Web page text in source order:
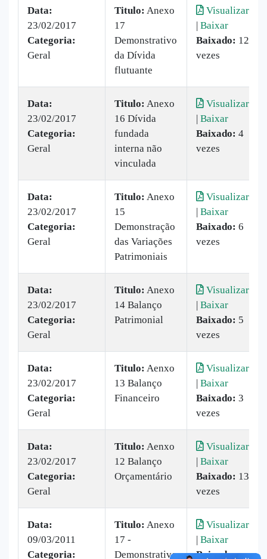
Data:
23/02/2017
Categoria:
Geral
Titulo: Anexo
17
Demonstrativo
da Dívida
flutuante
Visualizar
| Baixar
Baixado: 12
vezes
Data:
23/02/2017
Categoria:
Geral
Titulo: Anexo
16 Dívida
fundada
interna não
vinculada
Visualizar
| Baixar
Baixado: 4
vezes
Data:
23/02/2017
Categoria:
Geral
Titulo: Anexo
15
Demonstração
das Variações
Patrimoniais
Visualizar
| Baixar
Baixado: 6
vezes
Data:
23/02/2017
Categoria:
Geral
Titulo: Anexo
14 Balanço
Patrimonial
Visualizar
| Baixar
Baixado: 5
vezes
Data:
23/02/2017
Categoria:
Geral
Titulo: Aenxo
13 Balanço
Financeiro
Visualizar
| Baixar
Baixado: 3
vezes
Data:
23/02/2017
Categoria:
Geral
Titulo: Aenxo
12 Balanço
Orçamentário
Visualizar
| Baixar
Baixado: 13
vezes
Data:
09/03/2011
Categoria:
Titulo: Anexo
17 -
Demonstrativo
Visualizar
| Baixar
Baixado: